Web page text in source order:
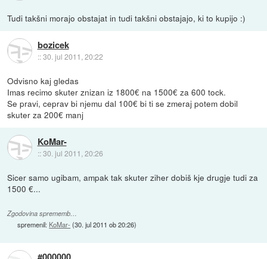
Tudi takšni morajo obstajat in tudi takšni obstajajo, ki to kupijo :)
bozicek
::30. jul 2011, 20:22
Odvisno kaj gledas
Imas recimo skuter znizan iz 1800€ na 1500€ za 600 tock.
Se pravi, ceprav bi njemu dal 100€ bi ti se zmeraj potem dobil
skuter za 200€ manj
KoMar-
::30. jul 2011, 20:26
Sicer samo ugibam, ampak tak skuter ziher dobiš kje drugje tudi za
1500 €...
Zgodovina sprememb…
spremenil: KoMar- (30. jul 2011 ob 20:26)